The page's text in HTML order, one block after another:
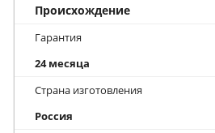
Происхождение
Гарантия
24 месяца
Страна изготовления
Россия